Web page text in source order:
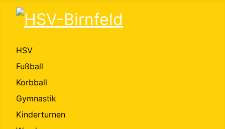
HSV
Fußball
Korbball
Gymnastik
Kinderturnen